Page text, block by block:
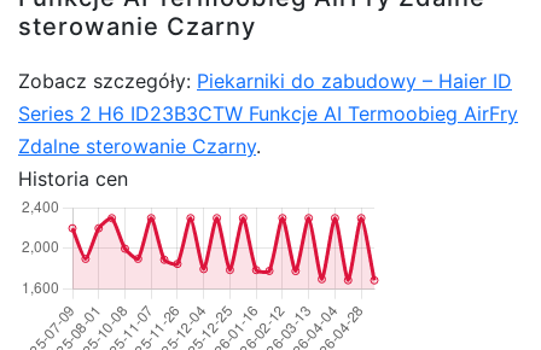
sterowanie Czarny
Zobacz szczegóły: Piekarniki do zabudowy – Haier ID
Series 2 H6 ID23B3CTW Funkcje AI Termoobieg AirFry
Zdalne sterowanie Czarny.
Historia cen